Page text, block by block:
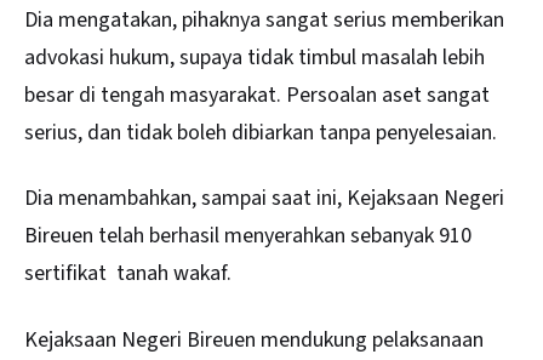
Dia mengatakan, pihaknya sangat serius memberikan
advokasi hukum, supaya tidak timbul masalah lebih
besar di tengah masyarakat. Persoalan aset sangat
serius, dan tidak boleh dibiarkan tanpa penyelesaian.
Dia menambahkan, sampai saat ini, Kejaksaan Negeri
Bireuen telah berhasil menyerahkan sebanyak 910
sertifikat tanah wakaf.
Kejaksaan Negeri Bireuen mendukung pelaksanaan